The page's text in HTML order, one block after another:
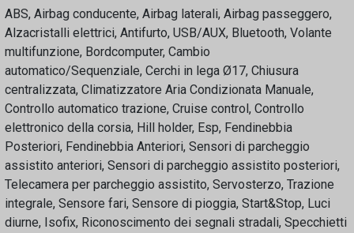
ABS, Airbag conducente, Airbag laterali, Airbag passeggero,
Alzacristalli elettrici, Antifurto, USB/AUX, Bluetooth, Volante
multifunzione, Bordcomputer, Cambio
automatico/Sequenziale, Cerchi in lega Ø17, Chiusura
centralizzata, Climatizzatore Aria Condizionata Manuale,
Controllo automatico trazione, Cruise control, Controllo
elettronico della corsia, Hill holder, Esp, Fendinebbia
Posteriori, Fendinebbia Anteriori, Sensori di parcheggio
assistito anteriori, Sensori di parcheggio assistito posteriori,
Telecamera per parcheggio assistito, Servosterzo, Trazione
integrale, Sensore fari, Sensore di pioggia, Start&Stop, Luci
diurne, Isofix, Riconoscimento dei segnali stradali, Specchietti